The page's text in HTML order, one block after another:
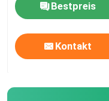
Bestpreis
Kontakt